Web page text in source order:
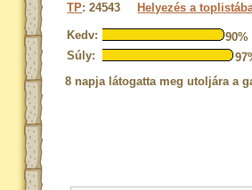
TP: 24543 Helyezés a
Kedv:
90%
Súly:
8 napja látogatta meg utoljára a